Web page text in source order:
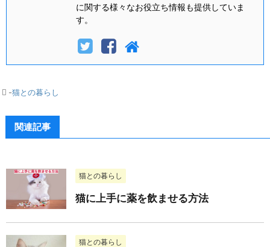
に関する様々なお役立ち情報も提供していま
す。
-猫との暮らし
関連記事
猫との暮らし
猫に上手に薬を飲ませる方法
猫との暮らし